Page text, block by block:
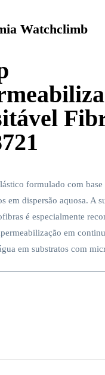
Watchclimb
formulado com
em dispersão aquosa. A
é especialmente
em
em substratos com